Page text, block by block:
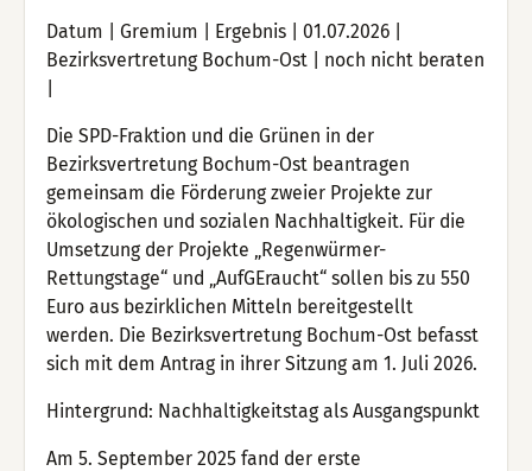
Datum | Gremium | Ergebnis | 01.07.2026 |
Bezirksvertretung Bochum-Ost | noch nicht beraten
Die SPD-Fraktion und die Grünen in der
Bezirksvertretung Bochum-Ost beantragen
gemeinsam die Förderung zweier Projekte zur
ökologischen und sozialen Nachhaltigkeit. Für die
Umsetzung der Projekte „Regenwürmer-
Rettungstage“ und „AufGEraucht“ sollen bis zu 550
Euro aus bezirklichen Mitteln bereitgestellt
werden. Die Bezirksvertretung Bochum-Ost befasst
sich mit dem Antrag in ihrer Sitzung am 1. Juli 2026.
Hintergrund: Nachhaltigkeitstag als Ausgangspunkt
Am 5. September 2025 fand der erste